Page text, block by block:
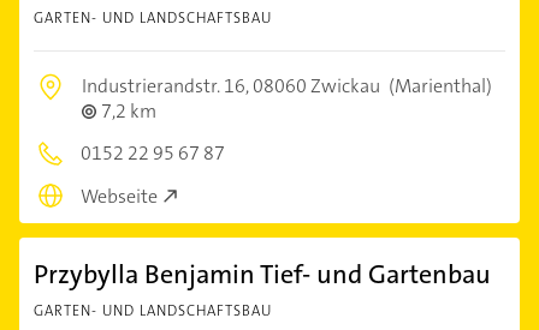
GARTEN- UND LANDSCHAFTSBAU
Industrierandstr. 16,08060 Zwickau (Marienthal)
7,2 km
0152 22 95 67 87
Webseite
Przybylla Benjamin Tief- und Gartenbau
GARTEN- UND LANDSCHAFTSBAU